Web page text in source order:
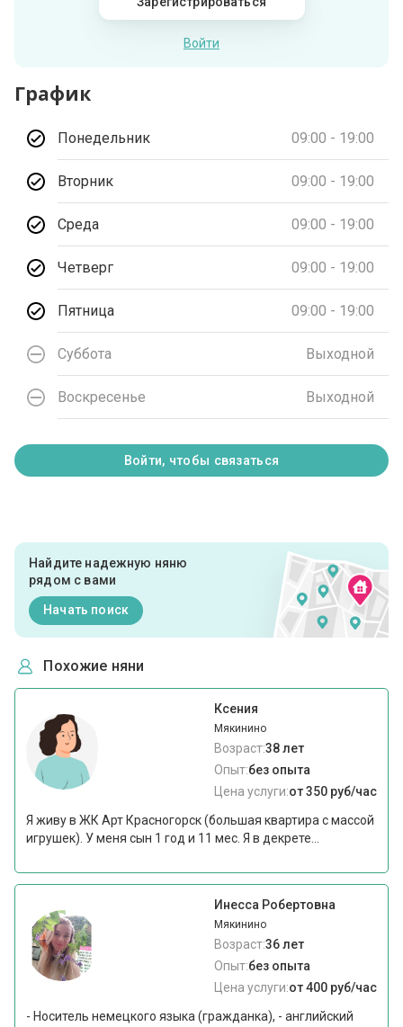
Войти
График
Понедельник 09:00 - 19:00
Вторник 09:00 - 19:00
Среда 09:00 - 19:00
Четверг 09:00 - 19:00
Пятница 09:00 - 19:00
Суббота Выходной
Воскресенье Выходной
Войти, чтобы связаться
Найдите надежную няню
рядом с вами
Начать поиск
Похожие няни
Ксения
Мякинино
Возраст:38 лет
Опыт:без опыта
Цена услуги:от 350 руб/час
Я живу в ЖК Арт Красногорск (большая квартира с массой
игрушек). У меня сын 1 год и 11 мес. Я в декрете...
Инесса Робертовна
Мякинино
Возраст:36 лет
Опыт:без опыта
Цена услуги:от 400 руб/час
- Носитель немецкого языка (гражданка), - английский